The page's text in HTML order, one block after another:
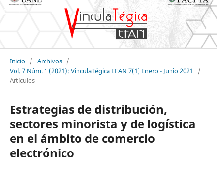
Inicio / Archivos /
Vol. 7 Núm. 1 (2021): VinculaTégica EFAN 7(1) Enero - Junio 2021
/
Artículos
Estrategias de distribución,
sectores minorista y de logística
en el ámbito de comercio
electrónico